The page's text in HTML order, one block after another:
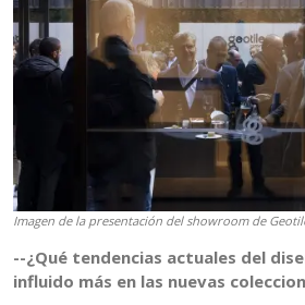
Imagen de la presentación del showroom de
--¿Qué tendencias actuales del
influido más en las nuevas